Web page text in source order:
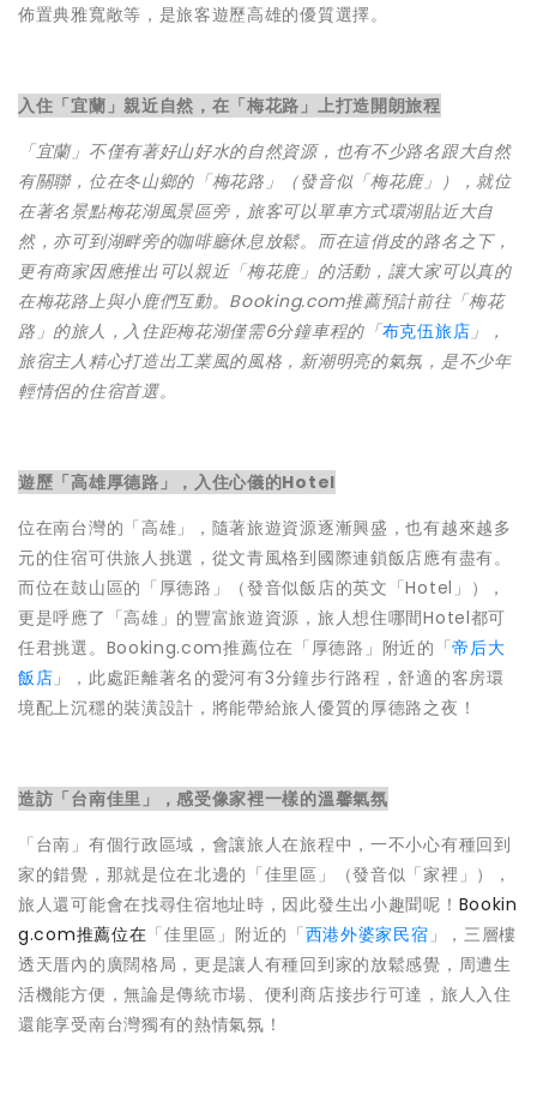
佈置典雅寬敞等，是旅客遊歷高雄的優質選擇。
入住「宜蘭」親近自然，在「梅花路」上打造開朗旅程
「宜蘭」不僅有著好山好水的自然資源，也有不少路名跟大自然
有關聯，位在冬山鄉的「梅花路」（發音似「梅花鹿」），就位
在著名景點梅花湖風景區旁，旅客可以單車方式環湖貼近大自
然，亦可到湖畔旁的咖啡廳休息放鬆。而在這俏皮的路名之下，
更有商家因應推出可以親近「梅花鹿」的活動，讓大家可以真的
在梅花路上與小鹿們互動。Booking.com推薦預計前往「梅花
路」的旅人，入住距梅花湖僅需6分鐘車程的「布克伍旅店 」，
旅宿主人精心打造出工業風的風格，新潮明亮的氣氛，是不少年
輕情侶的住宿首選。
遊歷「高雄厚德路」，入住心儀的Hotel
位在南台灣的「高雄」，隨著旅遊資源逐漸興盛，也有越來越多
元的住宿可供旅人挑選，從文青風格到國際連鎖飯店應有盡有。
而位在鼓山區的「厚德路」（發音似飯店的英文「Hotel」），
更是呼應了「高雄」的豐富旅遊資源，旅人想住哪間Hotel都可
任君挑選。Booking.com推薦位在「厚德路」附近的「帝后大
飯店 」，此處距離著名的愛河有3分鐘步行路程，舒適的客房環
境配上沉穩的裝潢設計，將能帶給旅人優質的厚德路之夜！
造訪「台南佳里」，感受像家裡一樣的溫馨氣氛
「台南」有個行政區域，會讓旅人在旅程中，一不小心有種回到
家的錯覺，那就是位在北邊的「佳里區」（發音似「家裡」），
旅人還可能會在找尋住宿地址時，因此發生出小趣聞呢！ Bookin
g.com推薦位在 「佳里區」附近的「西港外婆家民宿 」，三層樓
透天厝內的廣闊格局，更是讓人有種回到家的放鬆感覺，周遭生
活機能方便，無論是傳統市場、便利商店接步行可達，旅人入住
還能享受南台灣獨有的熱情氣氛！